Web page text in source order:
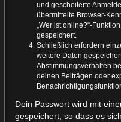
und gescheiterte
übermittelte Browser-
„Wer ist online?“-
gespeichert.
Schließlich erfordern
weitere Daten
Abstimmungsverhalten
deinen Beiträgen oder
Dein Passwort wird mit
gespeichert, so dass es